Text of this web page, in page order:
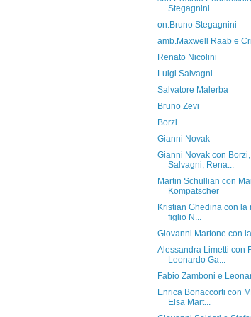
Stegagnini
on.Bruno Stegagnini
amb.Maxwell Raab e
Renato Nicolini
Luigi Salvagni
Salvatore Malerba
Bruno Zevi
Borzi
Gianni Novak
Gianni Novak con
Salvagni, Rena...
Martin Schullian con
Kompatscher
Kristian Ghedina con la
figlio N...
Giovanni Martone con
Alessandra Limetti con
Leonardo Ga...
Fabio Zamboni e
Enrica Bonaccorti con
Elsa Mart...